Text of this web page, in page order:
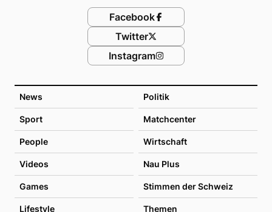
News Politik
Sport Matchcenter
People Wirtschaft
Videos Nau Plus
Games Stimmen der Schweiz
Lifestyle Themen
Facebook
Twitter
Instagram